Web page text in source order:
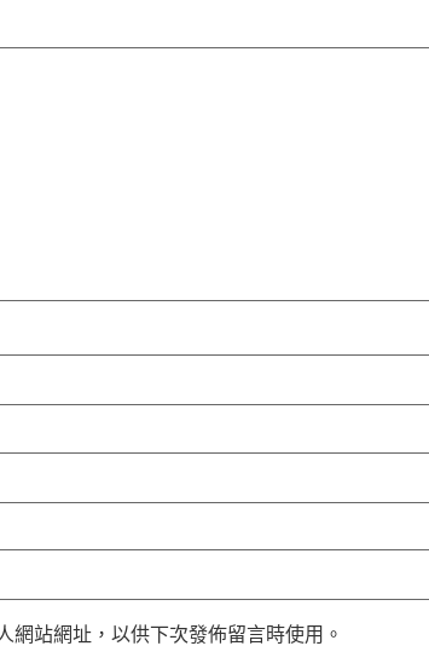
網站網址，以供下次發佈留言時使用。